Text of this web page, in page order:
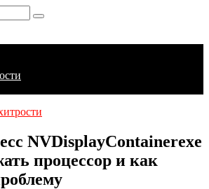
NVDisplayContainerexe
процессор и как